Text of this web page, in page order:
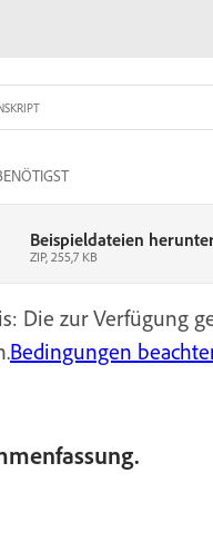
Beispieldateien
ZIP, 255,7 KB
Die zur Verfügung
Bedingungen